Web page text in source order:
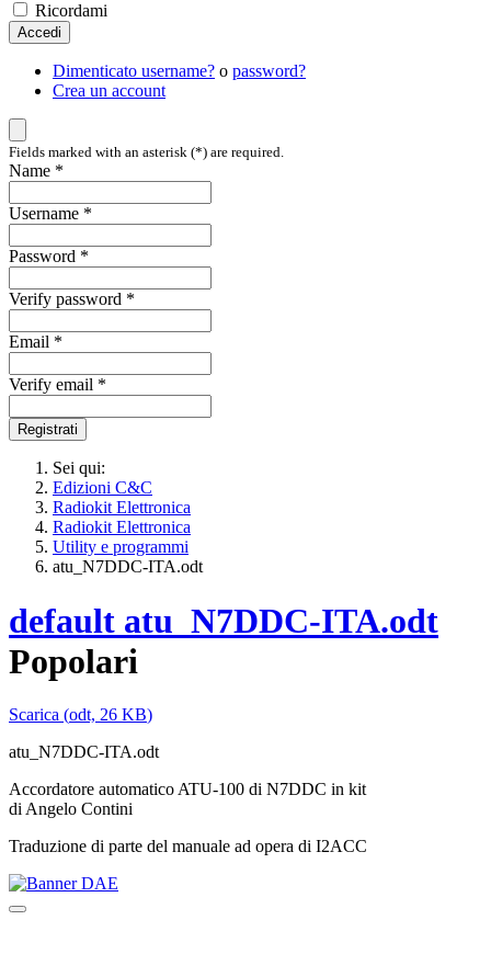
Ricordami
Accedi
Dimenticato username? o password?
Crea un account
Fields marked with an asterisk (*) are required.
Name *
Username *
Password *
Verify password *
Email *
Verify email *
Registrati
Sei qui:
Edizioni C&C
Radiokit Elettronica
Radiokit Elettronica
Utility e programmi
atu_N7DDC-ITA.odt
default atu_N7DDC-ITA.odt
Popolari
Scarica (odt, 26 KB)
atu_N7DDC-ITA.odt
Accordatore automatico ATU-100 di N7DDC in kit
di Angelo Contini
Traduzione di parte del manuale ad opera di I2ACC